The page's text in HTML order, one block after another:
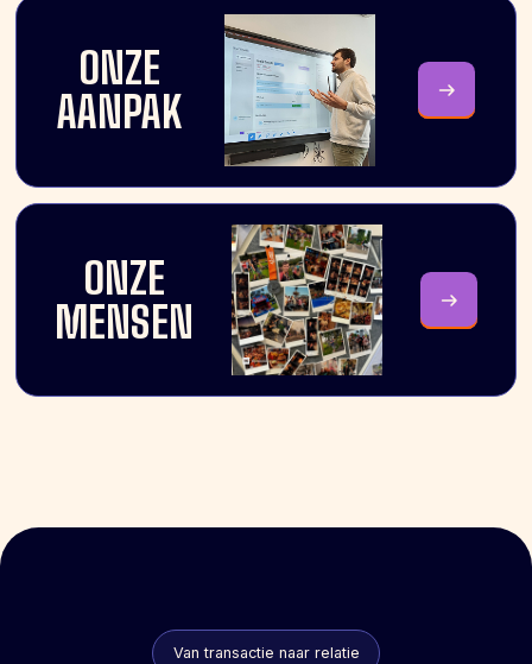
ONZE
AANPAK
ONZE
MENSEN
Van transactie naar relatie